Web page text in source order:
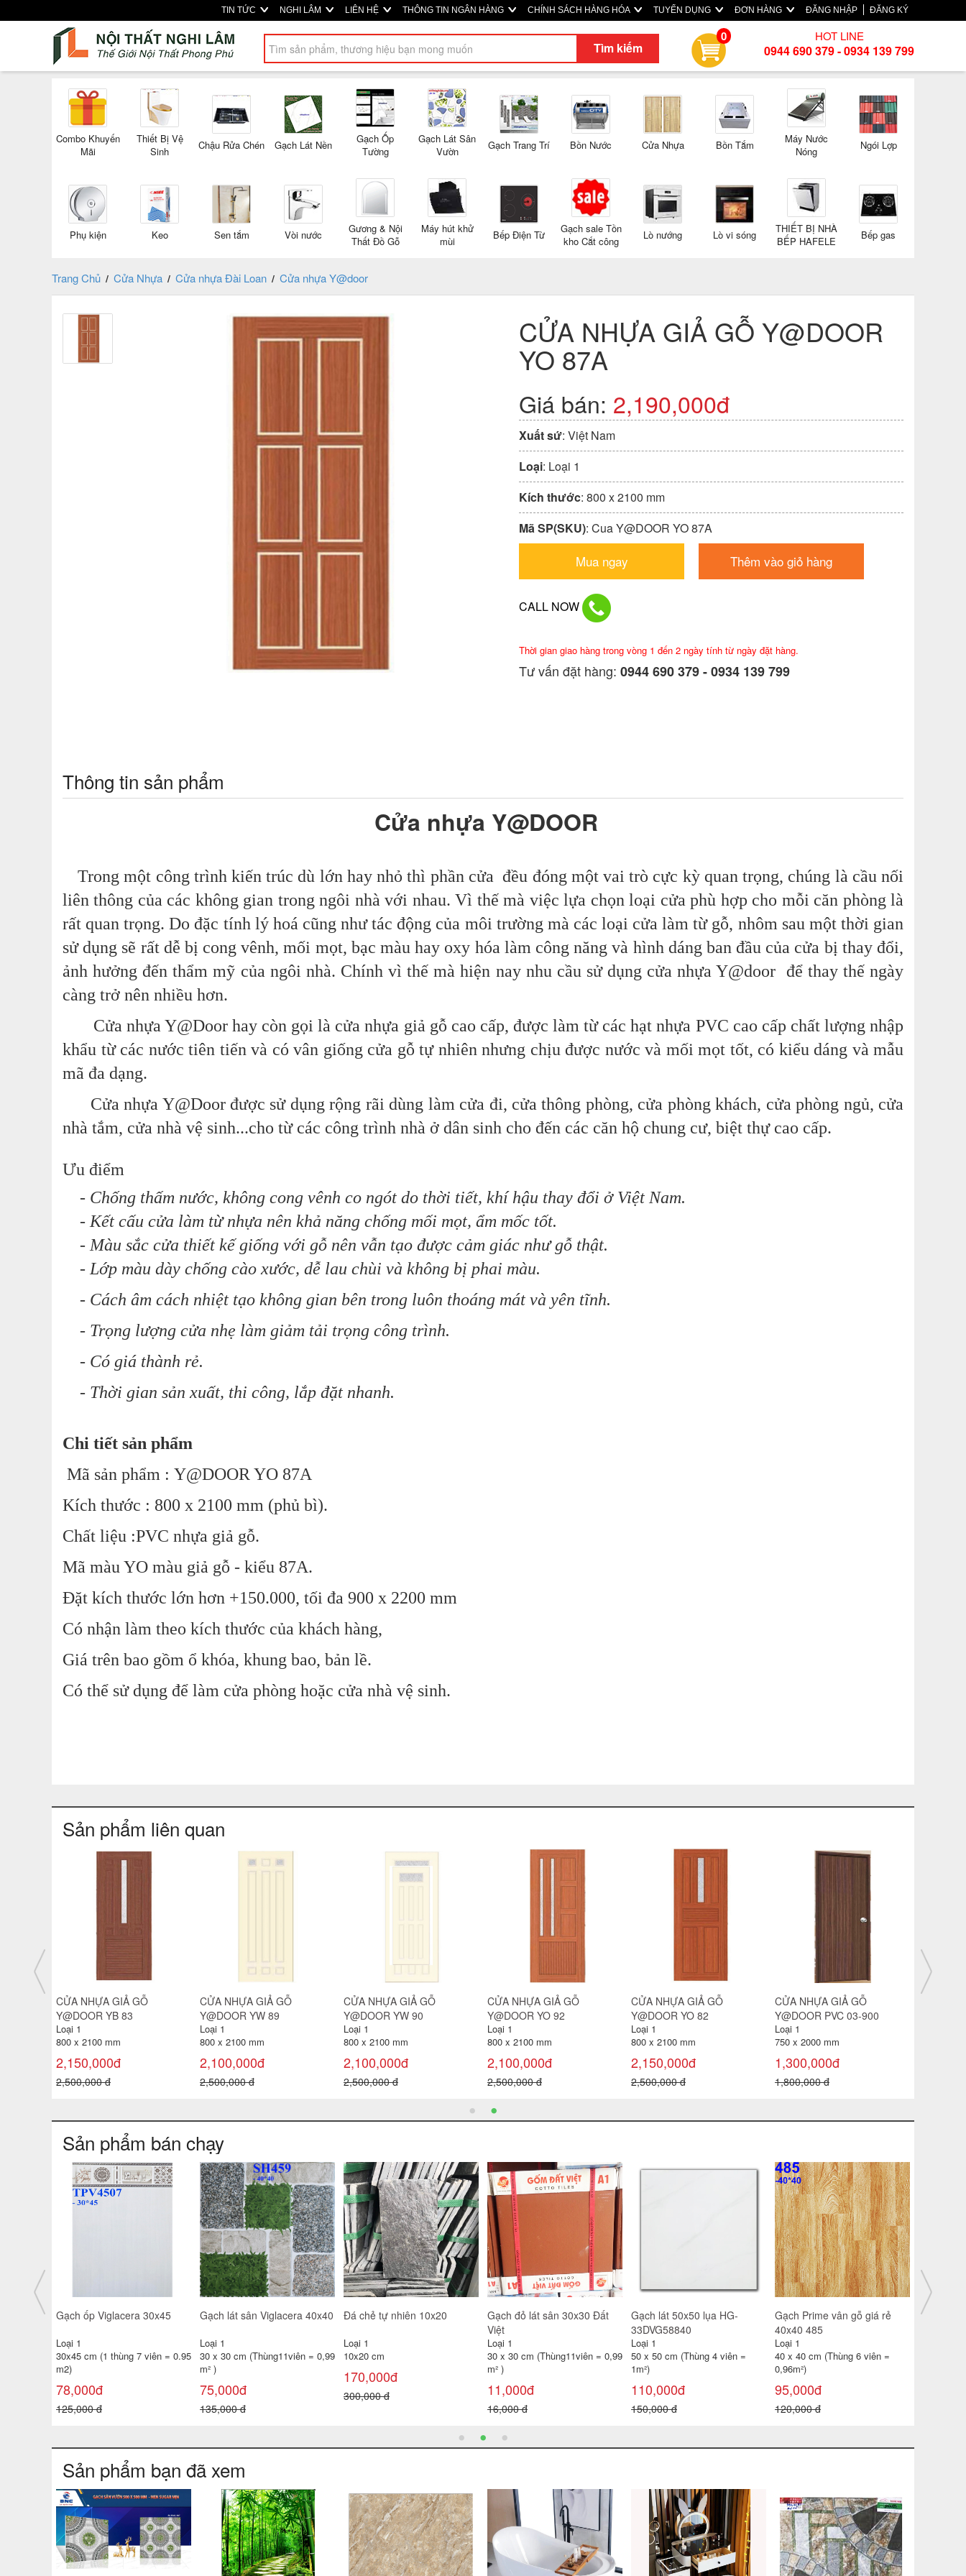
TIN TỨC NGHI LÂM LIÊN HỆ THÔNG TIN NGÂN HÀNG CHÍNH SÁCH HÀNG HÓA TUYỂN DỤNG ĐƠN HÀNG ĐĂNG NHẬP ĐĂNG KÝ
Tìm kiếm
0 HOT LINE
0944 690 379 - 0934 139 799
Combo Khuyến
Mãi
Thiết Bị Vệ
Sinh
Chậu Rửa Chén Gạch Lát Nền
Gạch Ốp
Tường
Gạch Lát Sân
Vườn
Gạch Trang Trí Bồn Nước Cửa Nhựa Bồn Tắm
Máy Nước
Nóng
Ngói Lợp
Phụ kiện Keo Sen tắm Vòi nước
Gương & Nội
Thất Đồ Gỗ
Máy hút khử
mùi
Bếp Điện Từ
Gạch sale Tồn
kho Cắt công
Lò nướng Lò vi sóng
THIẾT BỊ NHÀ
BẾP HAFELE
Bếp gas
Trang Chủ / Cửa Nhựa / Cửa nhựa Đài Loan / Cửa nhựa Y@door
CỬA NHỰA GIẢ GỖ Y@DOOR
YO 87A
Giá bán: 2,190,000đ
Xuất sứ: Việt Nam
Loại: Loại 1
Kích thước: 800 x 2100 mm
Mã SP(SKU): Cua Y@DOOR YO 87A
Mua ngay Thêm vào giỏ hàng
CALL NOW
Thời gian giao hàng trong vòng 1 đến 2 ngày tính từ ngày đặt hàng.
Tư vấn đặt hàng: 0944 690 379 - 0934 139 799
Thông tin sản phẩm
Cửa nhựa Y@DOOR
Trong một công trình kiến trúc dù lớn hay nhỏ thì phần cửa đều đóng một vai trò cực kỳ quan trọng, chúng là cầu nối
liên thông của các không gian trong ngôi nhà với nhau. Vì thế mà việc lựa chọn loại cửa phù hợp cho mỗi căn phòng là
rất quan trọng. Do đặc tính lý hoá cũng như tác động của môi trường mà các loại cửa làm từ gỗ, nhôm sau một thời gian
sử dụng sẽ rất dễ bị cong vênh, mối mọt, bạc màu hay oxy hóa làm công năng và hình dáng ban đầu của cửa bị thay đổi,
ảnh hưởng đến thẩm mỹ của ngôi nhà. Chính vì thế mà hiện nay nhu cầu sử dụng cửa nhựa Y@door để thay thế ngày
càng trở nên nhiều hơn.
Cửa nhựa Y@Door hay còn gọi là cửa nhựa giả gỗ cao cấp, được làm từ các hạt nhựa PVC cao cấp chất lượng nhập
khẩu từ các nước tiên tiến và có vân giống cửa gỗ tự nhiên nhưng chịu được nước và mối mọt tốt, có kiểu dáng và mẫu
mã đa dạng.
Cửa nhựa Y@Door được sử dụng rộng rãi dùng làm cửa đi, cửa thông phòng, cửa phòng khách, cửa phòng ngủ, cửa
nhà tắm, cửa nhà vệ sinh...cho từ các công trình nhà ở dân sinh cho đến các căn hộ chung cư, biệt thự cao cấp.
Ưu điểm
- Chống thấm nước, không cong vênh co ngót do thời tiết, khí hậu thay đổi ở Việt Nam.
- Kết cấu cửa làm từ nhựa nên khả năng chống mối mọt, ẩm mốc tốt.
- Màu sắc cửa thiết kế giống với gỗ nên vẫn tạo được cảm giác như gỗ thật.
- Lớp màu dày chống cào xước, dễ lau chùi và không bị phai màu.
- Cách âm cách nhiệt tạo không gian bên trong luôn thoáng mát và yên tĩnh.
- Trọng lượng cửa nhẹ làm giảm tải trọng công trình.
- Có giá thành rẻ.
- Thời gian sản xuất, thi công, lắp đặt nhanh.
Chi tiết sản phẩm
Mã sản phẩm : Y@DOOR YO 87A
Kích thước : 800 x 2100 mm (phủ bì).
Chất liệu :PVC nhựa giả gỗ.
Mã màu YO màu giả gỗ - kiểu 87A.
Đặt kích thước lớn hơn +150.000, tối đa 900 x 2200 mm
Có nhận làm theo kích thước của khách hàng,
Giá trên bao gồm ổ khóa, khung bao, bản lề.
Có thể sử dụng để làm cửa phòng hoặc cửa nhà vệ sinh.
Sản phẩm liên quan
CỬA NHỰA GIẢ GỖ
Y@DOOR YC 85A
Loại 1
800 x 2100 mm
2,150,000đ
2,500,000 đ
CỬA NHỰA GIẢ GỖ
Y@DOOR YC 84
Loại 1
800 x 2100 mm
2,150,000đ
2,500,000 đ
CỬA NHỰA GIẢ GỖ
Y@DOOR YY 81
Loại 1
800 x 2100 mm
2,150,000đ
2,500,000 đ
CỬA NHỰA GIẢ GỖ
Y@DOOR YY 88
Loại 1
800 x 2100 mm
2,100,000đ
3,000,000 đ
CỬA NHỰA GIẢ GỖ
Y@DOOR YY 91
Loại 1
800 x 2100 mm
2,100,000đ
3,000,000 đ
CỬA NHỰA GIẢ GỖ
Y@DOOR YB 86
Loại 1
800 x 2100 mm
2,100,000đ
3,000,000 đ
Sản phẩm bán chạy
Gạch ốp tường TATA 30x60
Loại 1
30x60 cm ( 1 thùng 6 viên =
1.08 m²
138,000đ
180,000 đ
Gạch ốp tường 25x40 TP-
Loại 1
25x40 cm( 1 thùng 10 viên =
1m2 )
100,000đ
130,000 đ
Gạch đỏ lát sân 30x30 Gốm
Loại 1
30 x 30 cm (Thùng11viên = 0,99
11,000đ
Gạch lát sân Prime 40x40
SV4244
Loại 1
40 x 40 cm (Thùng 6 viên =
0,96 m² )
100,000đ
120,000 đ
Gạch lát 30x30 CP-HA309
Loại 1
30 x 30 cm (Thùng 11 viên =
0,99m²)
185,000đ
220,000 đ
Gạch catalan 60x60 6119
Loại 1
60 x 60 cm (Thùng 4 viên =
1,44m2)
115,000đ
180,000 đ
Gạch đỏ
Sản phẩm bạn đã xem